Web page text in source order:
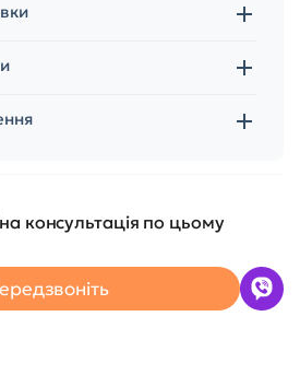
консультація по цьому